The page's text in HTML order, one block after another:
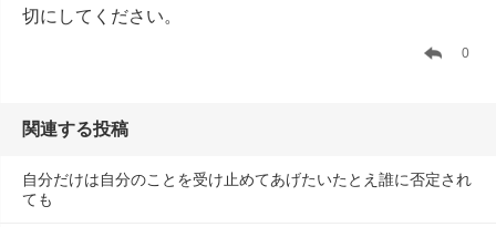
切にしてください。
0
関連する投稿
自分だけは自分のことを受け止めてあげたいたとえ誰に否定され
ても